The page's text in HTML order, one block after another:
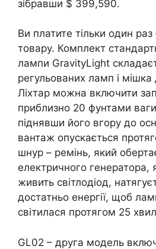
зібравши $ 399,590.
Ви платите тільки один раз
товару. Комплект
лампи GravityLight
регульованих ламп і мішка
Ліхтар можна включити
приблизно 20 фунтами ваги
піднявши його вгору до
вантаж опускається
шнур – ремінь, який
електричного генератора,
живить світлодіод,
достатньо енергії, щоб
світилася протягом 25
GL02 – друга модель